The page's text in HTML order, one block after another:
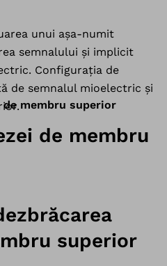
unui așa-numit
semnalului și implicit
Configurația de
de semnalul mioelectric și
membru superior
de membru
superior